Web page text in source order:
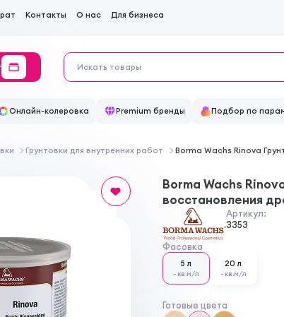
Контакты О нас Для бизнеса
Онлайн-колеровка Premium бренды Подбор по
Грунтовки для внутренних работ Borma Wachs Rinova
Borma Wachs
восстановления
Артикул:
3353
Фасовка
5 л
- кв.м/л
20 л
- кв.м/л
Готовые цвета